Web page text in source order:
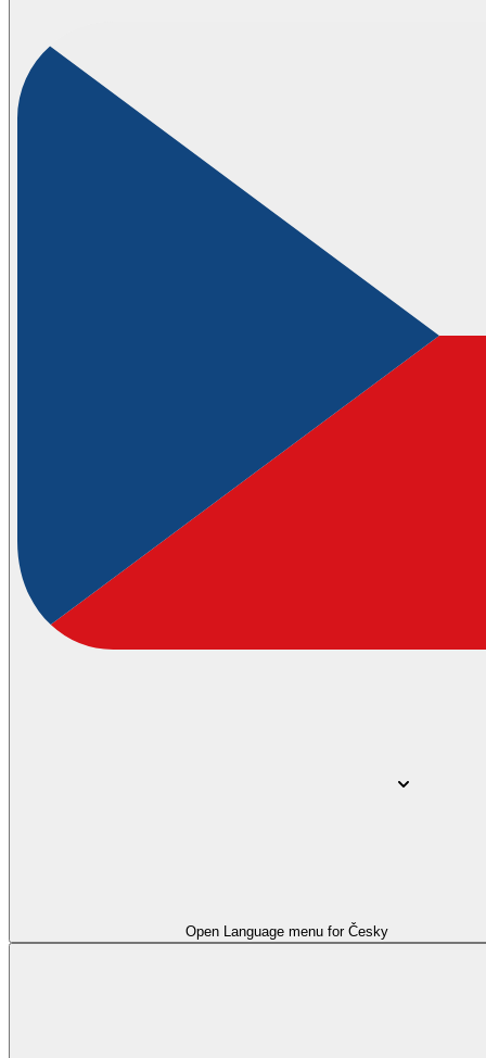
Open Language menu for Česky